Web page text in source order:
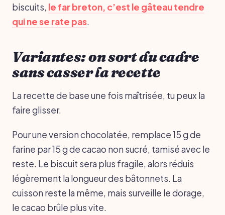
biscuits, le far breton, c’est le gâteau tendre
qui ne se rate pas.
Variantes: on sort du cadre
sans casser la recette
La recette de base une fois maîtrisée, tu peux la
faire glisser.
Pour une version chocolatée, remplace 15 g de
farine par 15 g de cacao non sucré, tamisé avec le
reste. Le biscuit sera plus fragile, alors réduis
légèrement la longueur des bâtonnets. La
cuisson reste la même, mais surveille le dorage,
le cacao brûle plus vite.